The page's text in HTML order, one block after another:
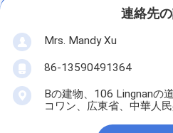
連絡先
Mrs. Mandy Xu
86-13590491364
Bの建物、106 Lingnanの
コワン、広東省、中華人